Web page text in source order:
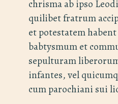
chrisma ab ipso
quilibet fratrum
et potestatem
babtysmum et
sepulturam
infantes, vel
cum parochiani sui